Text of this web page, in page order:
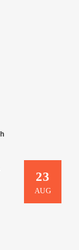
23
AUG